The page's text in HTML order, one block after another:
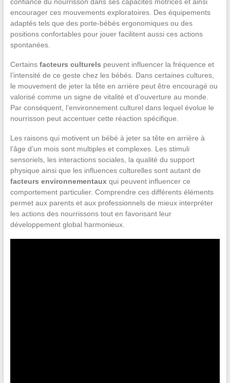
encourager ces mouvements exploratoires. Des équipements
adaptés tels que des porte-bébés ergonomiques ou des
positions confortables pour jouer facilitent aussi ces actions
spontanées.
Certains facteurs culturels peuvent influencer la fréquence et
l’intensité de ce geste chez les bébés. Dans certaines cultures,
le mouvement de jeter la tête en arrière peut être encouragé ou
valorisé comme un signe de vitalité et d’ouverture au monde.
Par conséquent, l’environnement culturel dans lequel évolue le
nourrisson peut accentuer cette réaction spécifique.
Les raisons qui motivent un bébé à jeter sa tête en arrière à
l’âge d’un mois sont multiples et complexes. Les stimuli
sensoriels, les interactions sociales, la qualité du support
physique ainsi que les influences culturelles sont autant de
facteurs environnementauxqui peuvent influencer ce
comportement particulier. Comprendre ces différents éléments
permet aux parents et aux professionnels de mieux interpréter
les actions des nourrissons tout en favorisant leur
développement global harmonieux.